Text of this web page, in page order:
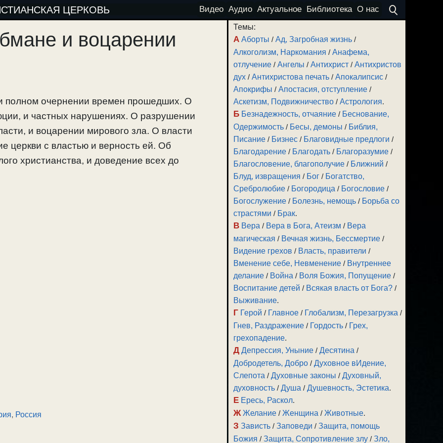
ЦЕРКОВЬ Видео Аудио Актуальное Библиотека О нас
и воцарении
полном очернении времен прошедших. О
и частных нарушениях. О разрушении
и воцарении мирового зла. О власти
церкви с властью и верность ей. Об
христианства, и доведение всех до
, Россия
Темы:
А Аборты /Ад, Загробная жизнь /
Алкоголизм, Наркомания /Анафема,
отлучение /Ангелы /Антихрист /Антихристов
дух /Антихристова печать /Апокалипсис /
Апокрифы /Апостасия, отступление /
Аскетизм, Подвижничество /Астрология.
Б Безнадежность, отчаяние / Беснование,
Одержимость / Бесы, демоны / Библия,
Писание / Бизнес / Благовидные предлоги /
Благодарение / Благодать / Благоразумие /
Благословение, благополучие / Ближний /
Блуд, извращения / Бог / Богатство,
Сребролюбие / Богородица / Богословие /
Богослужение / Болезнь, немощь / Борьба со
страстями / Брак.
В Вера / Вера в Бога, Атеизм / Вера
магическая / Вечная жизнь, Бессмертие /
Видение грехов / Власть, правители /
Вменение себе, Невменение / Внутреннее
делание / Война / Воля Божия, Попущение /
Воспитание детей / Всякая власть от Бога? /
Выживание.
Г Герой / Главное / Глобализм, Перезагрузка /
Гнев, Раздражение / Гордость / Грех,
грехопадение.
Д Депрессия, Уныние /Десятина /
Добродетель, Добро /Духовное вИдение,
Слепота /Духовные законы /Духовный,
духовность /Душа /Душевность, Эстетика.
Е Ересь, Раскол.
Ж Желание /Женщина /Животные.
З Зависть /Заповеди /Защита, помощь
Божия /Защита, Сопротивление злу /Зло,